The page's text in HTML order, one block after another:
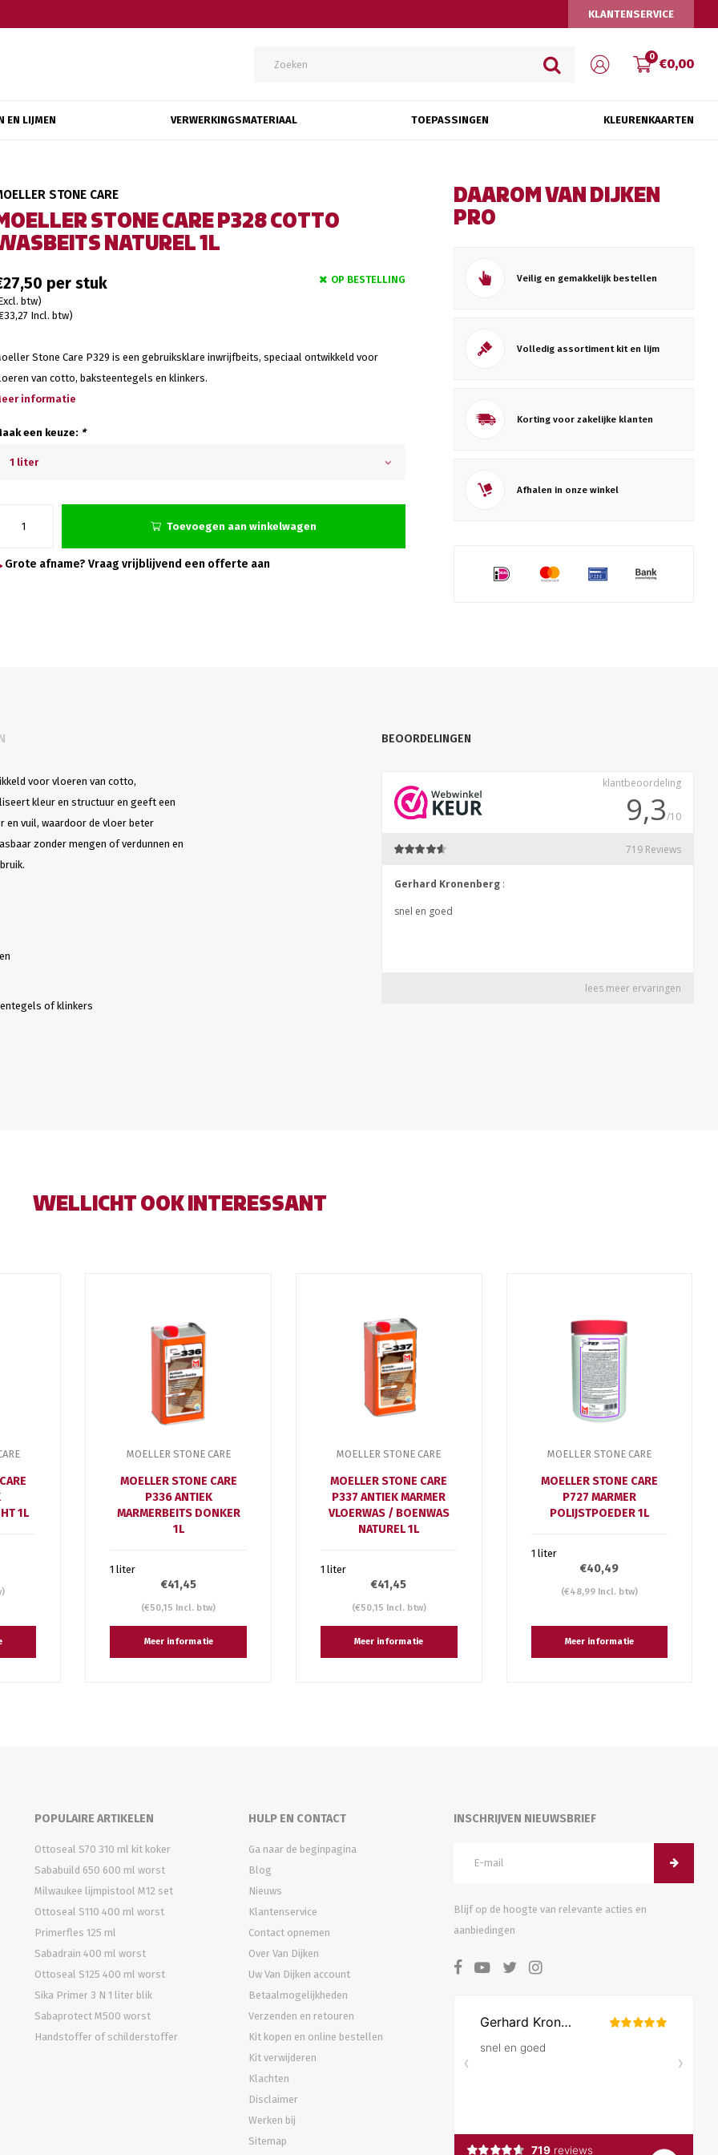
KLANTENSERVICE
0 €0,00
EN LIJMEN VERWERKINGSMATERIAAL TOEPASSINGEN KLEURENKAARTEN
STONE CARE P328 COTTO
NATUREL 1L
STONE CARE
btw)
Incl. btw)
OP BESTELLING
Stone Care P329 is een gebruiksklare inwrijfbeits, speciaal ontwikkeld voor
van cotto, baksteentegels en klinkers.
informatie
een keuze: *
1 liter
Toevoegen aan winkelwagen
Grote afname? Vraag vrijblijvend een offerte aan
DAAROM VAN DIJKEN
PRO
Veilig en gemakkelijk bestellen
Volledig assortiment kit en lijm
Korting voor zakelijke klanten
Afhalen in onze winkel
voor vloeren van cotto,
kleur en structuur en geeft een
en vuil, waardoor de vloer beter
zonder mengen of verdunnen en
of klinkers
BEOORDELINGEN
WELLICHT OOK INTERESSANT
1L
MOELLER STONE CARE
MOELLER STONE CARE
P336 ANTIEK
MARMERBEITS DONKER
1L
1 liter
€41,45
(€50,15 Incl. btw)
Meer informatie
MOELLER STONE CARE
MOELLER STONE CARE
P337 ANTIEK MARMER
VLOERWAS / BOENWAS
NATUREL 1L
1 liter
€41,45
(€50,15 Incl. btw)
Meer informatie
MOELLER STONE CARE
MOELLER STONE CARE
P727 MARMER
POLIJSTPOEDER 1L
1 liter
€40,49
(€48,99 Incl. btw)
Meer informatie
POPULAIRE ARTIKELEN
Ottoseal S70 310 ml kit koker
Sababuild 650 600 ml worst
Milwaukee lijmpistool M12 set
Ottoseal S110 400 ml worst
Primerfles 125 ml
Sabadrain 400 ml worst
Ottoseal S125 400 ml worst
Sika Primer 3 N 1 liter blik
Sabaprotect M500 worst
Handstoffer of schilderstoffer
HULP EN CONTACT
Ga naar de beginpagina
Blog
Nieuws
Klantenservice
Contact opnemen
Over Van Dijken
Uw Van Dijken account
Betaalmogelijkheden
Verzenden en retouren
Kit kopen en online bestellen
Kit verwijderen
Klachten
Disclaimer
Werken bij
Sitemap
INSCHRIJVEN NIEUWSBRIEF
Blijf op de hoogte van relevante acties en
aanbiedingen